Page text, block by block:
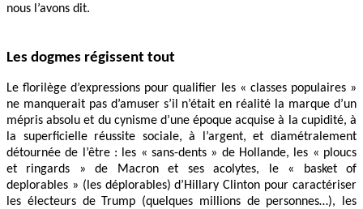
nous l’avons dit.
Les dogmes régissent tout
Le florilège d’expressions pour qualifier les « classes populaires »
ne manquerait pas d’amuser s’il n’était en réalité la marque d’un
mépris absolu et du cynisme d’une époque acquise à la cupidité, à
la superficielle réussite sociale, à l’argent, et diamétralement
détournée de l’être : les « sans-dents » de Hollande, les « ploucs
et ringards » de Macron et ses acolytes, le « basket of
deplorables » (les déplorables) d’Hillary Clinton pour caractériser
les électeurs de Trump (quelques millions de personnes…), les